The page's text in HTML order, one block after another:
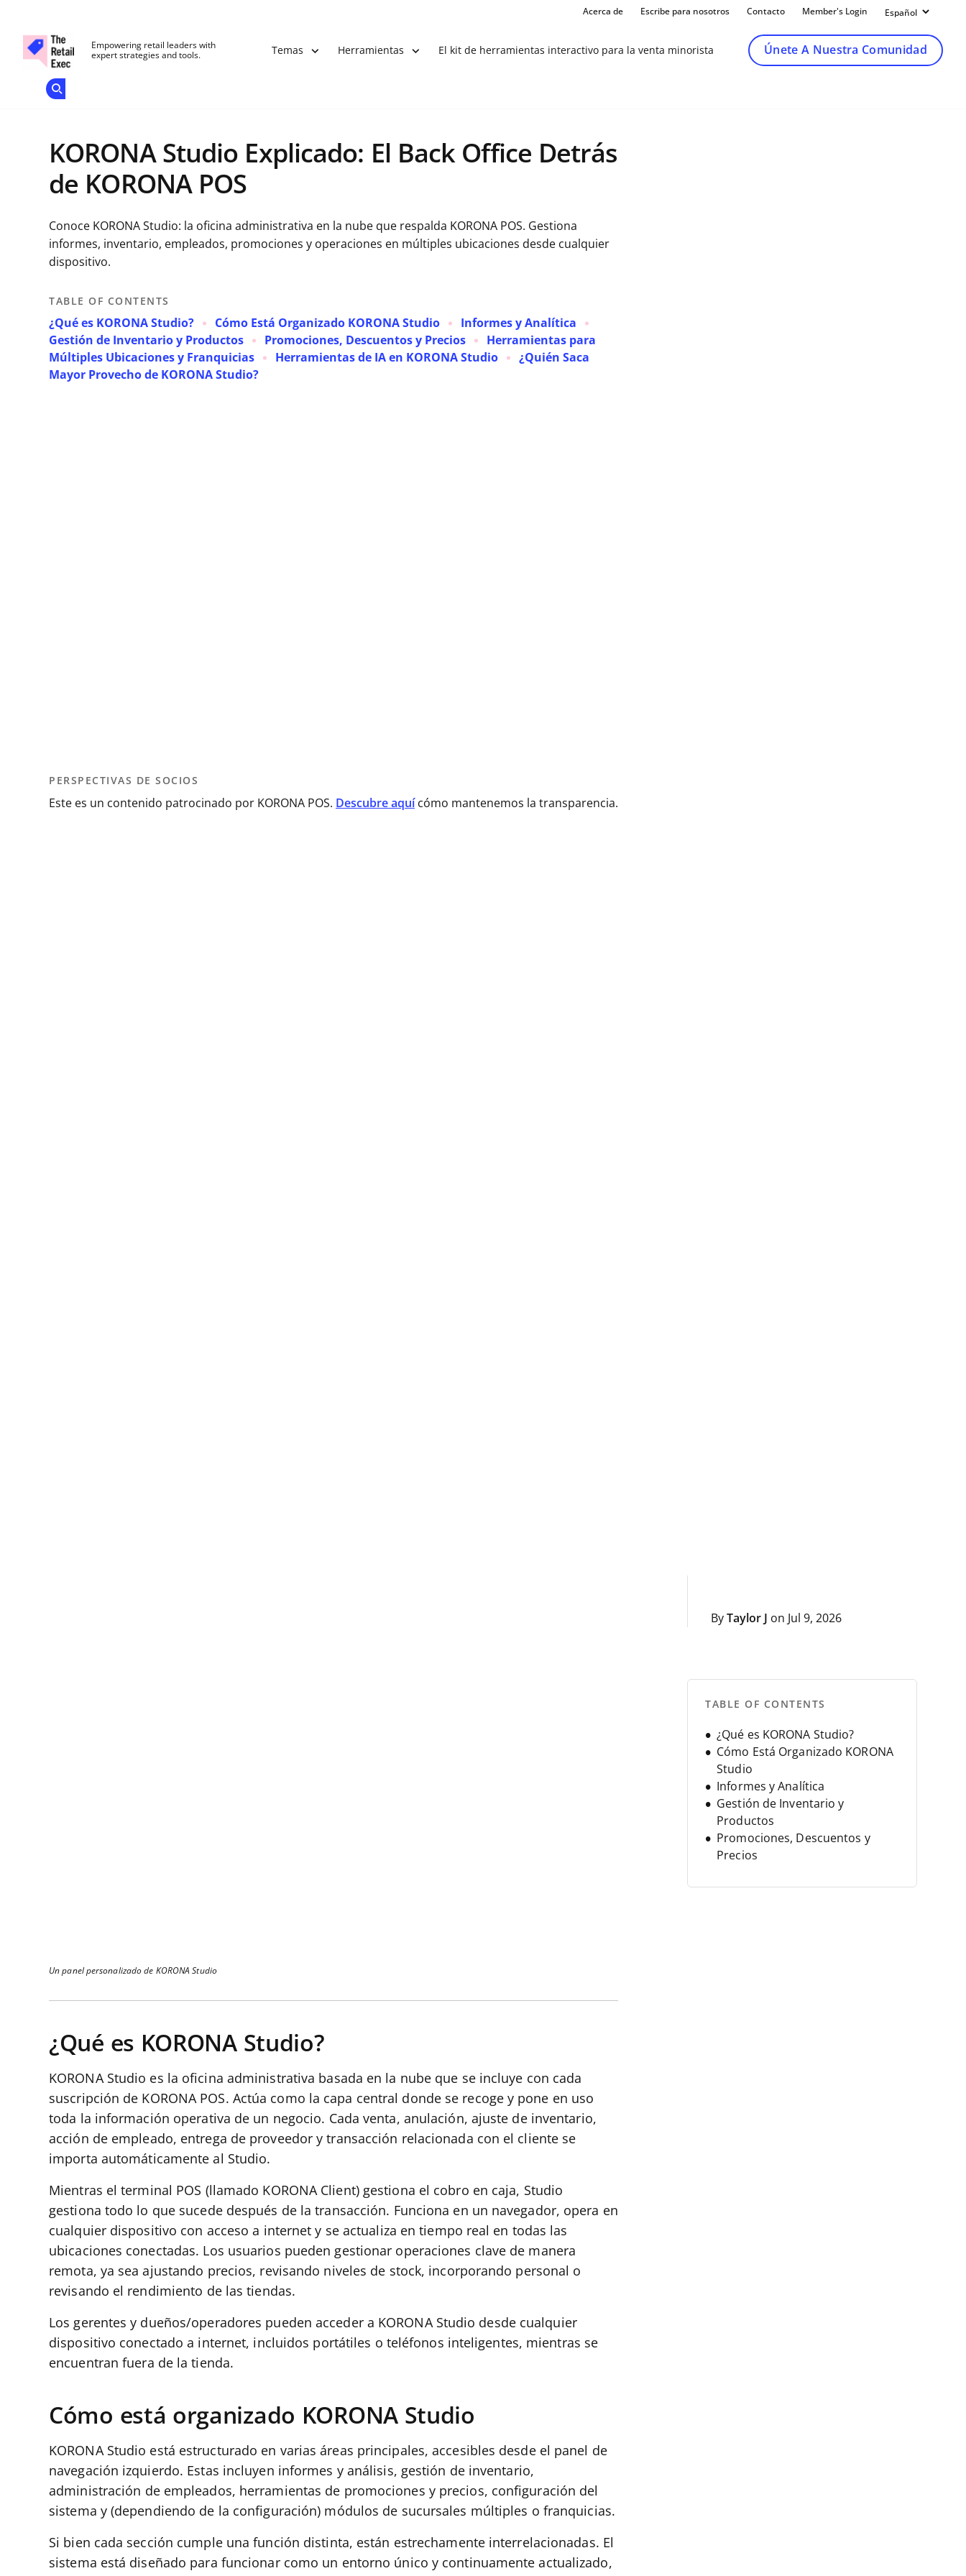
Skip to main content
Acerca de Escribe para nosotros Contacto Member's Login
Empowering retail leaders with
expert strategies and tools.
Temas Herramientas El kit de herramientas interactivo para la venta minorista Únete A Nuestra Comunidad
Add as a
KORONA Studio Explicado: El Back Office Detrás
de KORONA POS
By Taylor J on Jul 9, 2026
Conoce KORONA Studio: la oficina administrativa en la nube que respalda KORONA POS. Gestiona
informes, inventario, empleados, promociones y operaciones en múltiples ubicaciones desde cualquier
dispositivo.
TABLE OF CONTENTS
¿Qué es KORONA Studio? Cómo Está Organizado KORONA Studio
Informes y Analítica
Gestión de Inventario y Productos
Promociones, Descuentos y Precios
Herramientas para
Múltiples Ubicaciones y Franquicias
Herramientas de IA en KORONA Studio
¿Quién Saca
Mayor Provecho de KORONA Studio?
PERSPECTIVAS DE SOCIOS
Este es un contenido patrocinado por KORONA POS. Descubre aquí cómo mantenemos la transparencia.
Un panel personalizado de KORONA Studio
¿Qué es KORONA Studio?
KORONA Studio es la oficina administrativa basada en la nube que se incluye con cada
suscripción de KORONA POS. Actúa como la capa central donde se recoge y pone en uso
toda la información operativa de un negocio. Cada venta, anulación, ajuste de inventario,
acción de empleado, entrega de proveedor y transacción relacionada con el cliente se
importa automáticamente al Studio.
Mientras el terminal POS (llamado KORONA Client) gestiona el cobro en caja, Studio
gestiona todo lo que sucede después de la transacción. Funciona en un navegador, opera en
cualquier dispositivo con acceso a internet y se actualiza en tiempo real en todas las
ubicaciones conectadas. Los usuarios pueden gestionar operaciones clave de manera
remota, ya sea ajustando precios, revisando niveles de stock, incorporando personal o
revisando el rendimiento de las tiendas.
Los gerentes y dueños/operadores pueden acceder a KORONA Studio desde cualquier
dispositivo conectado a internet, incluidos portátiles o teléfonos inteligentes, mientras se
encuentran fuera de la tienda.
Cómo está organizado KORONA Studio
KORONA Studio está estructurado en varias áreas principales, accesibles desde el panel de
navegación izquierdo. Estas incluyen informes y análisis, gestión de inventario,
administración de empleados, herramientas de promociones y precios, configuración del
sistema y (dependiendo de la configuración) módulos de sucursales múltiples o franquicias.
Si bien cada sección cumple una función distinta, están estrechamente interrelacionadas. El
sistema está diseñado para funcionar como un entorno único y continuamente actualizado,
TABLE OF CONTENTS
¿Qué es KORONA Studio?
Cómo Está Organizado KORONA
Studio
Informes y Analítica
Gestión de Inventario y
Productos
Promociones, Descuentos y
Precios
Ubicaciones y Franquicias